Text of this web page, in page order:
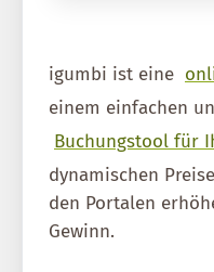
igumbi ist eine
einem einfachen
Buchungstool für
dynamischen
den Portalen
Gewinn.